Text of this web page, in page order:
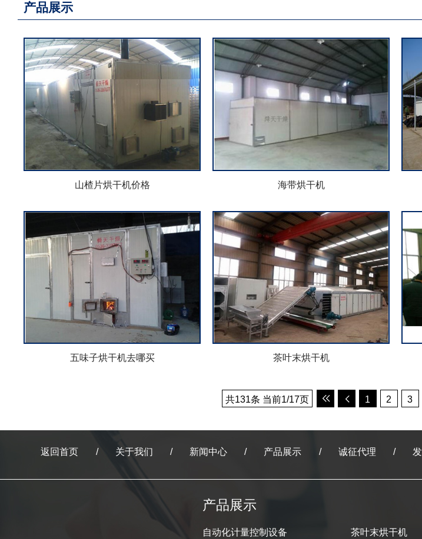
产品展示
山楂片烘干机价格 海带烘干机
五味子烘干机去哪买 茶叶末烘干机
共131条 当前1/17页 1 2 3
返回首页 关于我们 新闻中心 产品展示 诚征代理
产品展示
自动化计量控制设备 茶叶末烘干机